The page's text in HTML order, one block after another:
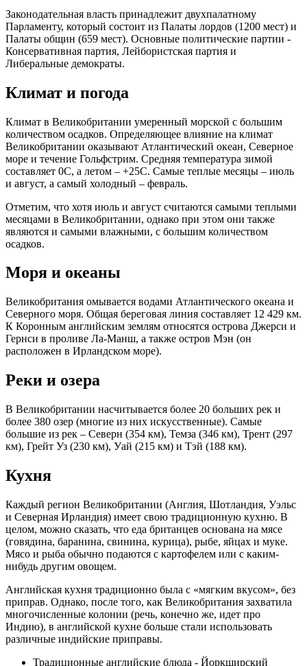
Законодательная власть принадлежит двухпалатному
Парламенту, который состоит из Палаты лордов (1200 мест) и
Палаты общин (659 мест). Основные политические партии -
Консервативная партия, Лейбористская партия и
Либеральные демократы.
Климат и погода
Климат в Великобритании умеренный морской с большим
количеством осадков. Определяющее влияние на климат
Великобритании оказывают Атлантический океан, Северное
море и течение Гольфстрим. Средняя температура зимой
составляет 0C, а летом – +25С. Самые теплые месяцы – июль
и август, а самый холодный – февраль.
Отметим, что хотя июль и август считаются самыми теплыми
месяцами в Великобритании, однако при этом они также
являются и самыми влажными, с большим количеством
осадков.
Моря и океаны
Великобритания омывается водами Атлантического океана и
Северного моря. Общая береговая линия составляет 12 429 км.
К Коронным английским землям относятся острова Джерси и
Гернси в проливе Ла-Манш, а также остров Мэн (он
расположен в Ирландском море).
Реки и озера
В Великобритании насчитывается более 20 больших рек и
более 380 озер (многие из них искусственные). Самые
большие из рек – Северн (354 км), Темза (346 км), Трент (297
км), Грейт Уз (230 км), Уай (215 км) и Тэй (188 км).
Кухня
Каждый регион Великобритании (Англия, Шотландия, Уэльс
и Северная Ирландия) имеет свою традиционную кухню. В
целом, можно сказать, что еда британцев основана на мясе
(говядина, баранина, свинина, курица), рыбе, яйцах и муке.
Мясо и рыба обычно подаются с картофелем или с каким-
нибудь другим овощем.
Английская кухня традиционно была с «мягким вкусом», без
приправ. Однако, после того, как Великобритания захватила
многочисленные колонии (речь, конечно же, идет про
Индию), в английской кухне больше стали использовать
различные индийские приправы.
Традиционные английские блюда - Йоркширский